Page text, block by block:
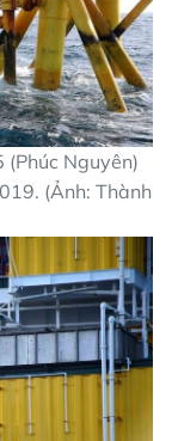
(Phúc Nguyên)
(Ảnh: Thành